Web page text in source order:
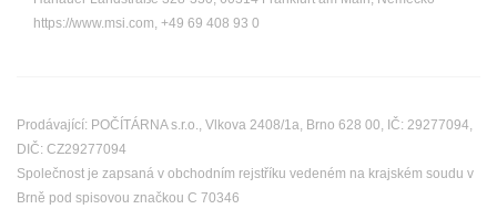
https://www.msi.com, +49 69 408 93 0
Prodávající: POČÍTÁRNA s.r.o., Vlkova 2408/1a, Brno 628 00, IČ: 29277094,
DIČ: CZ29277094
Společnost je zapsaná v obchodním rejstříku vedeném na krajském soudu v
Brně pod spisovou značkou C 70346